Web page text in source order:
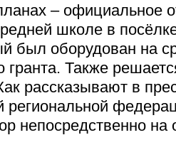
– официальное
школе в
был оборудован на
гранта. Также
рассказывают в
региональной
непосредственно